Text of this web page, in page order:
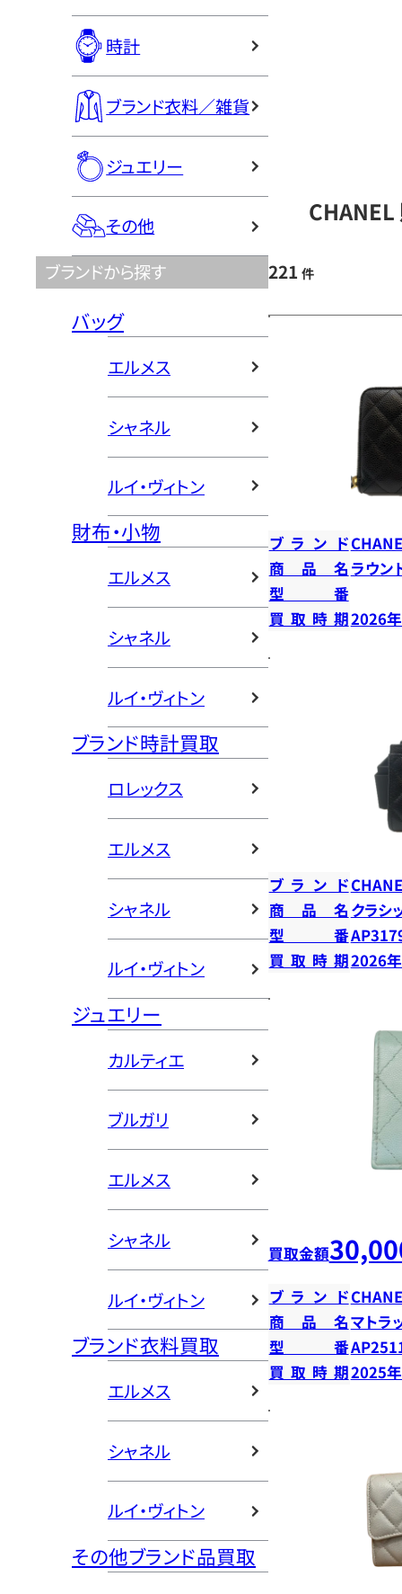
時計
ブランド衣料／雑貨
ジュエリー
その他
ブランドから探す
バッグ
エルメス
シャネル
ルイ・ヴィトン
財布・小物
エルメス
シャネル
ルイ・ヴィトン
ブランド時計買取
ロレックス
エルメス
シャネル
ルイ・ヴィトン
ジュエリー
カルティエ
ブルガリ
エルメス
シャネル
ルイ・ヴィトン
ブランド衣料買取
エルメス
シャネル
ルイ・ヴィトン
その他ブランド品買取
CHANEL
221 件
ブランド
商品名 ラウン
型番
買取時期2026
ブランド
商品名 クラシ
型番
買取時期2026
買取金額
ブランド
商品名マトラ
型番
買取時期2025